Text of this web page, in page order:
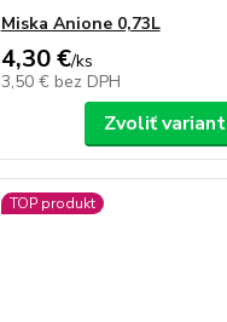
Miska Anione 0,73L
4,30 €/ks
3,50 € bez DPH
Zvoliť variant
TOP produkt